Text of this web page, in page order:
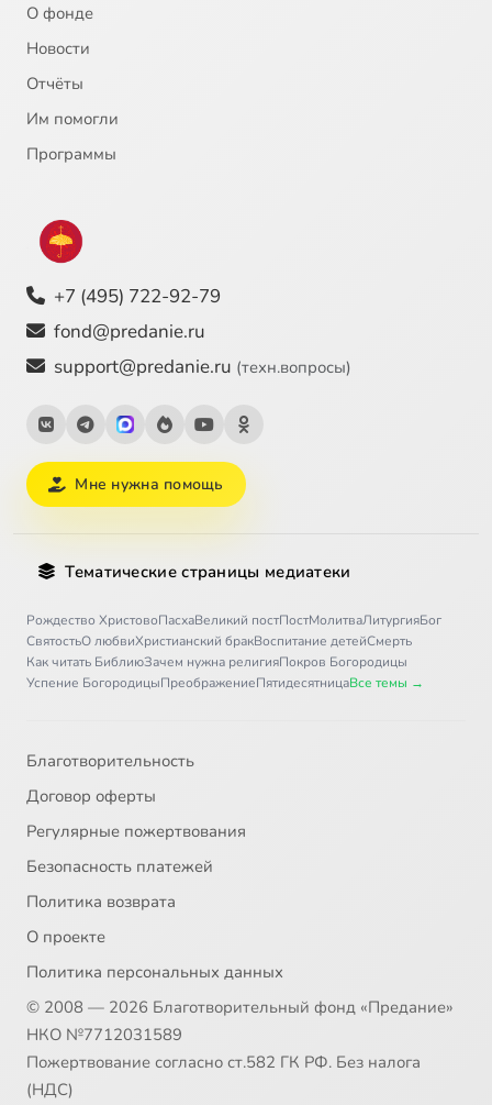
О фонде
Новости
Отчёты
Им помогли
Программы
+7 (495) 722-92-79
fond@predanie.ru
support@predanie.ru (техн.вопросы)
Мне нужна помощь
Тематические страницы медиатеки
Рождество ХристовоПасхаВеликий постПостМолитваЛитургияБог
СвятостьО любвиХристианский бракВоспитание детейСмерть
Как читать БиблиюЗачем нужна религияПокров Богородицы
Успение БогородицыПреображениеПятидесятницаВсе темы →
Благотворительность
Договор оферты
Регулярные пожертвования
Безопасность платежей
Политика возврата
О проекте
Политика персональных данных
© 2008 — 2026 Благотворительный фонд «Предание»
НКО №7712031589
Пожертвование согласно ст.582 ГК РФ. Без налога
(НДС)